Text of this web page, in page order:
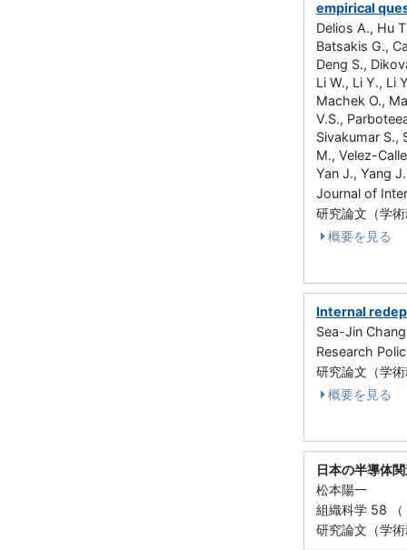
empirical
Delios A., Hu
Batsakis G.,
Deng S.,
Li W., Li Y., Li
Machek O.,
V.S.,
Sivakumar S.,
M., Velez-
Yan J., Yang
Journal of
研究論文（学
概要を見る
Internal
Sea-Jin
Research
研究論文（学
概要を見る
日本の半導体
松本陽一
組織科学 58
研究論文（学